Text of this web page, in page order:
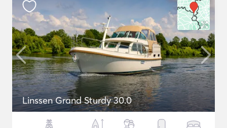
Linssen Grand Sturdy 30.0